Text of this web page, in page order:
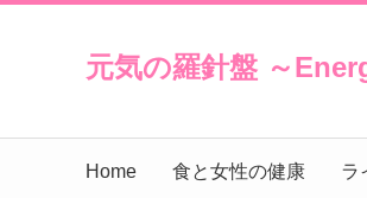
元気の羅針盤 ～
Home 食と女性の健康 ラ